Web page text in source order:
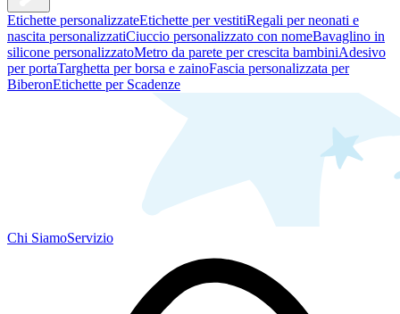
Etichette personalizzateEtichette per vestitiRegali per neonati e
nascita personalizzatiCiuccio personalizzato con nomeBavaglino in
silicone personalizzatoMetro da parete per crescita bambiniAdesivo
per portaTarghetta per borsa e zainoFascia personalizzata per
BiberonEtichette per Scadenze
Chi SiamoServizio